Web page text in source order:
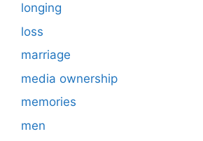
longing
loss
marriage
media ownership
memories
men